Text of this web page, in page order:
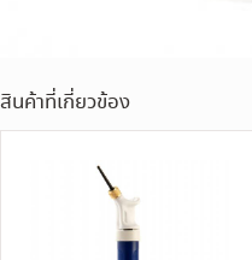
สินค้าที่เกี่ยวข้อง